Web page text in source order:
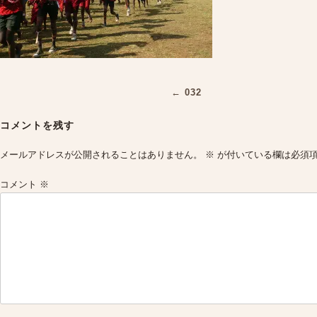
← 032
コメントを残す
メールアドレスが公開されることはありません。 ※ が付いている欄は必須
コメント ※